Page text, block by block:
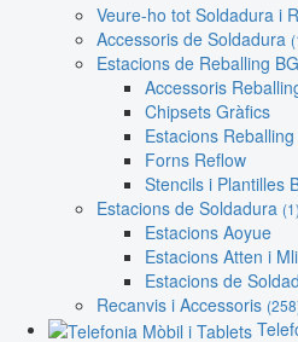
Veure-ho tot Soldadura i
Accessoris de Soldadura
Estacions de Reballing
Accessoris
Chipsets Gràfics
Estacions Reballing
Forns Reflow
Stencils i Plantilles
Estacions de Soldadura (1)
Estacions Aoyue
Estacions Atten i
Estacions de
Recanvis i Accessoris